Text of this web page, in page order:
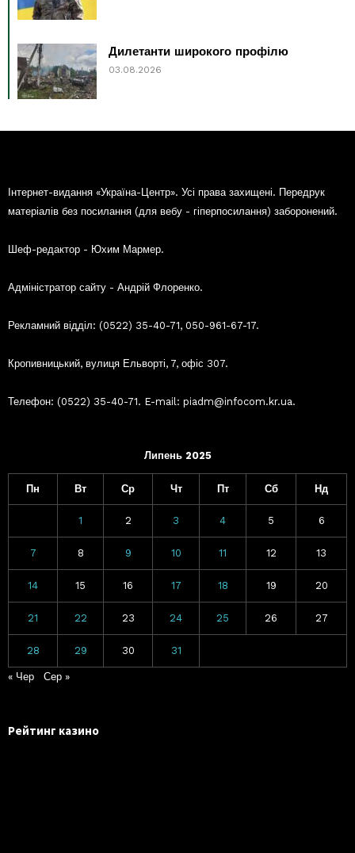
Дилетанти широкого профілю
03.08.2026
Інтернет-видання «Україна-Центр». Усі права захищені. Передрук
матеріалів без посилання (для вебу - гіперпосилання) заборонений.
Шеф-редактор - Юхим Мармер.
Адміністратор сайту - Андрій Флоренко.
Рекламний відділ: (0522) 35-40-71, 050-961-67-17.
Кропивницький, вулиця Ельворті, 7, офіс 307.
Телефон: (0522) 35-40-71. E-mail: piadm@infocom.kr.ua.
Липень 2025
Пн Вт Ср Чт Пт Сб Нд
1 2 3 4 5 6
7 8 9 10 11 12 13
14 15 16 17 18 19 20
21 22 23 24 25 26 27
28 29 30 31
« Чер Сер »
Рейтинг казино